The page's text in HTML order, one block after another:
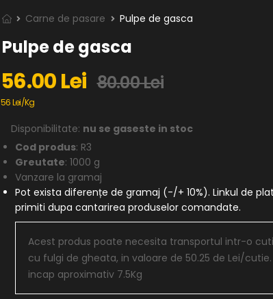
Carne de pasare Pulpe de gasca
Pulpe de gasca
56.00 Lei 80.00 Lei
56 Lei/Kg
Disponibilitate: nu se gaseste in stoc
Cod produs: R3
Greutate: 1000 g
Vanzare la gramaj
Pot exista diferențe de gramaj (-/+ 10%). Linkul de
primiti dupa cantarirea produselor comandate.
Acest produs poate necesita transportul intr-o
cu fulgi de gheata, in valoare de 50.25 de Lei/
incap aproximativ 7.5Kg